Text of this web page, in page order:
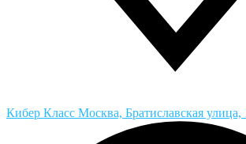
Кибер Класс Москва, Братиславская улица,